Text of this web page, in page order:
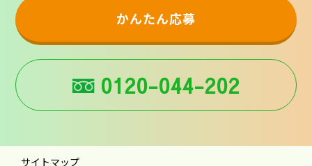
かんたん応募
0120-044-202
サイトマップ